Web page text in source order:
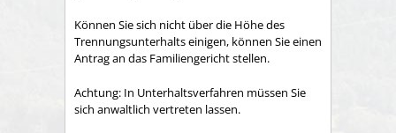
Können Sie sich nicht über die Höhe des
Trennungsunterhalts einigen, können Sie einen
Antrag an das Familiengericht stellen.
Achtung: In Unterhaltsverfahren müssen Sie
sich anwaltlich vertreten lassen.